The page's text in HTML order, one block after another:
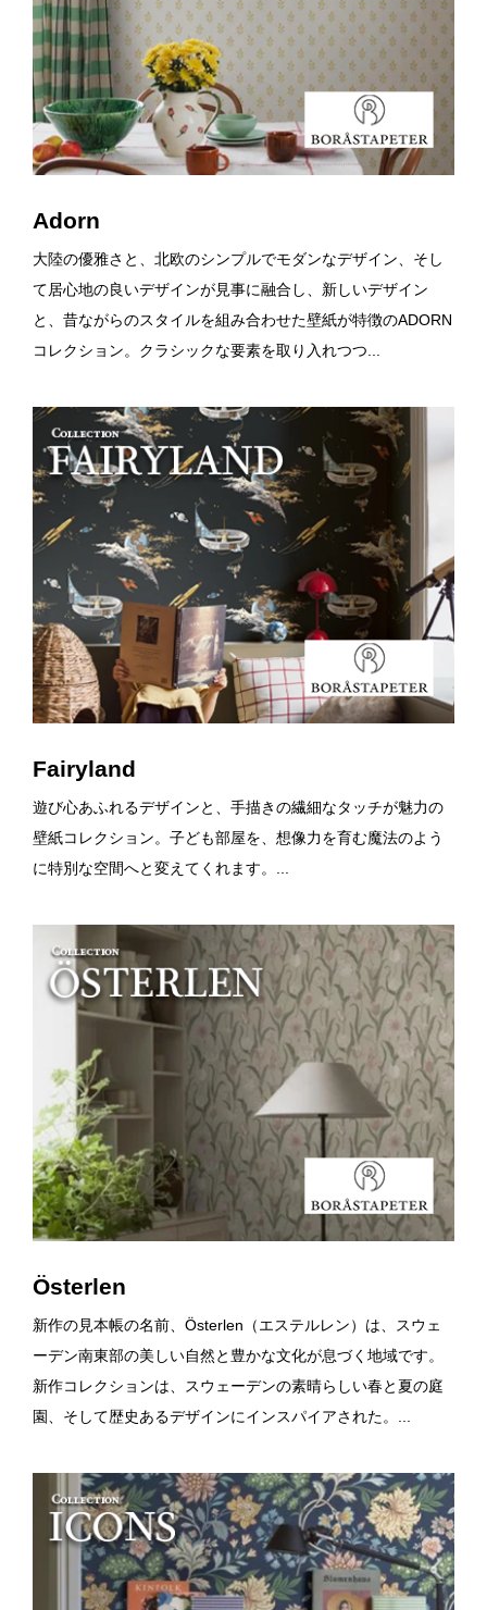
Adorn
大陸の優雅さと、北欧のシンプルでモダンなデザイン、そし
て居心地の良いデザインが見事に融合し、新しいデザイン
と、昔ながらのスタイルを組み合わせた壁紙が特徴のADORN
コレクション。クラシックな要素を取り入れつつ...
Fairyland
遊び心あふれるデザインと、手描きの繊細なタッチが魅力の
壁紙コレクション。子ども部屋を、想像力を育む魔法のよう
に特別な空間へと変えてくれます。...
Österlen
新作の見本帳の名前、Österlen（エステルレン）は、スウェ
ーデン南東部の美しい自然と豊かな文化が息づく地域です。
新作コレクションは、スウェーデンの素晴らしい春と夏の庭
園、そして歴史あるデザインにインスパイアされた。...